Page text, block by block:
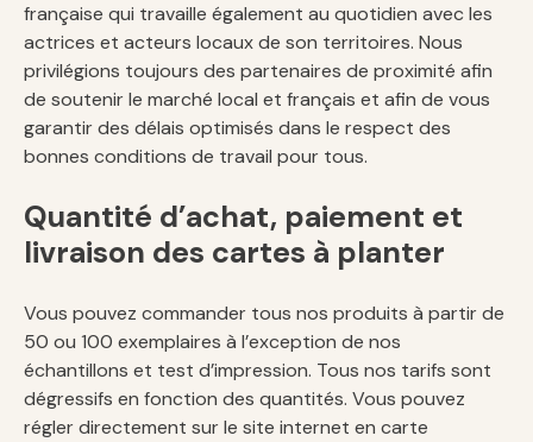
française qui travaille également au quotidien avec les
actrices et acteurs locaux de son territoires. Nous
privilégions toujours des partenaires de proximité afin
de soutenir le marché local et français et afin de vous
garantir des délais optimisés dans le respect des
bonnes conditions de travail pour tous.
Quantité d’achat, paiement et
livraison des cartes à planter
Vous pouvez commander tous nos produits à partir de
50 ou 100 exemplaires à l’exception de nos
échantillons et test d’impression. Tous nos tarifs sont
dégressifs en fonction des quantités. Vous pouvez
régler directement sur le site internet en carte